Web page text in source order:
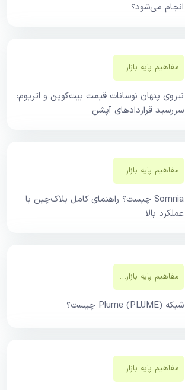
انجام می‌شود؟
مفاهیم پایه بازار‌های مالی
نیروی پنهان نوسانات قیمت بیت‌کوین و اتریوم:
سررسید قراردادهای آپشن
مفاهیم پایه بازار‌های مالی
Somnia چیست؟ راهنمای کامل بلاک‌چین با
عملکرد بالا
مفاهیم پایه بازار‌های مالی
شبکه Plume (PLUME) چیست؟
مفاهیم پایه بازار‌های مالی